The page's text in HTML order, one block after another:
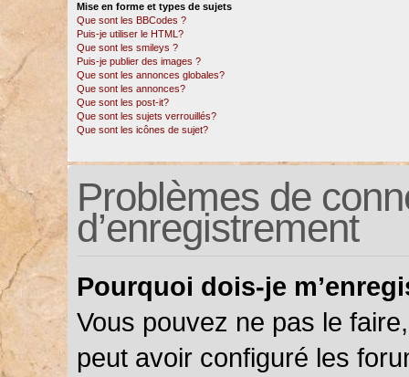
Mise en forme et types de sujets
Que sont les BBCodes ?
Puis-je utiliser le HTML?
Que sont les smileys ?
Puis-je publier des images ?
Que sont les annonces globales?
Que sont les annonces?
Que sont les post-it?
Que sont les sujets verrouillés?
Que sont les icônes de sujet?
Problèmes de
d’enregistrement
Pourquoi dois-je
Vous pouvez ne pas le
peut avoir configuré les